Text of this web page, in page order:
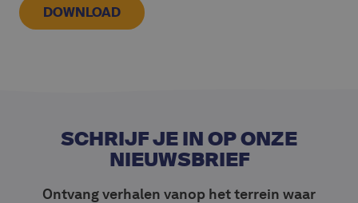
DOWNLOAD
SCHRIJF JE IN OP ONZE
NIEUWSBRIEF
Ontvang verhalen vanop het terrein waar